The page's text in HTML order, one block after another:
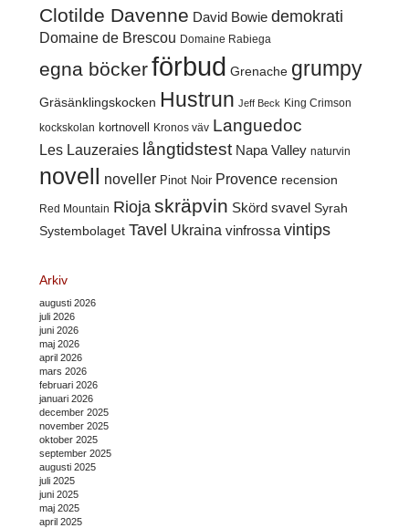
Clotilde Davenne David Bowie demokrati
Domaine de Brescou Domaine Rabiega
egna böckerförbud Grenache grumpy
Gräsänklingskocken Hustrun Jeff Beck King Crimson
kockskolan kortnovell Kronos väv Languedoc
Les Lauzeraies långtidstest Napa Valley naturvin
novell noveller Pinot Noir Provence recension
Red Mountain Rioja skräpvin Skörd svavel Syrah
Systembolaget Tavel Ukraina vinfrossa vintips
Arkiv
augusti 2026
juli 2026
juni 2026
maj 2026
april 2026
mars 2026
februari 2026
januari 2026
december 2025
november 2025
oktober 2025
september 2025
augusti 2025
juli 2025
juni 2025
maj 2025
april 2025